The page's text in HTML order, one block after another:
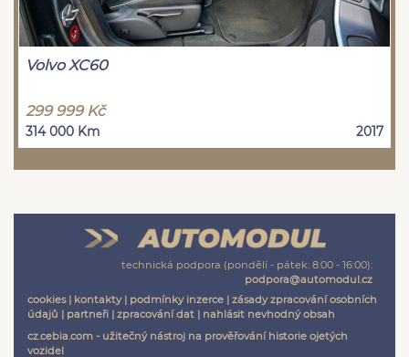
Volvo XC60
299 999 Kč
314 000 Km 2017
technická podpora (pondělí - pátek: 8:00 - 16:00):
podpora@automodul.cz
cookies| kontakty| podmínky inzerce | zásady zpracování osobních
údajů | partneři | zpracování dat | nahlásit nevhodný obsah
cz.cebia.com - užitečný nástroj na prověřování historie ojetých
vozidel